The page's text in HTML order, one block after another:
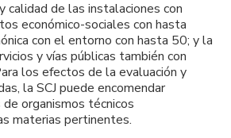
calidad de las instalaciones con
económico-sociales con hasta
con el entorno con hasta 50; y la
y vías públicas también con
los efectos de la evaluación y
la SCJ puede encomendar
organismos técnicos
materias pertinentes.